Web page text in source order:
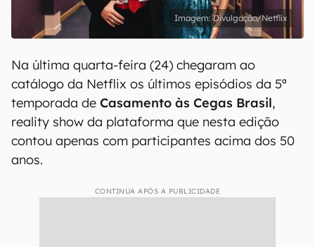
Divulgação/Netflix
Na última quarta-feira (24) chegaram ao
catálogo da Netflix os últimos episódios da 5ª
temporada de Casamento às Cegas Brasil,
reality show da plataforma que nesta edição
contou apenas com participantes acima dos 50
anos.
CONTINUA APÓS A PUBLICIDADE